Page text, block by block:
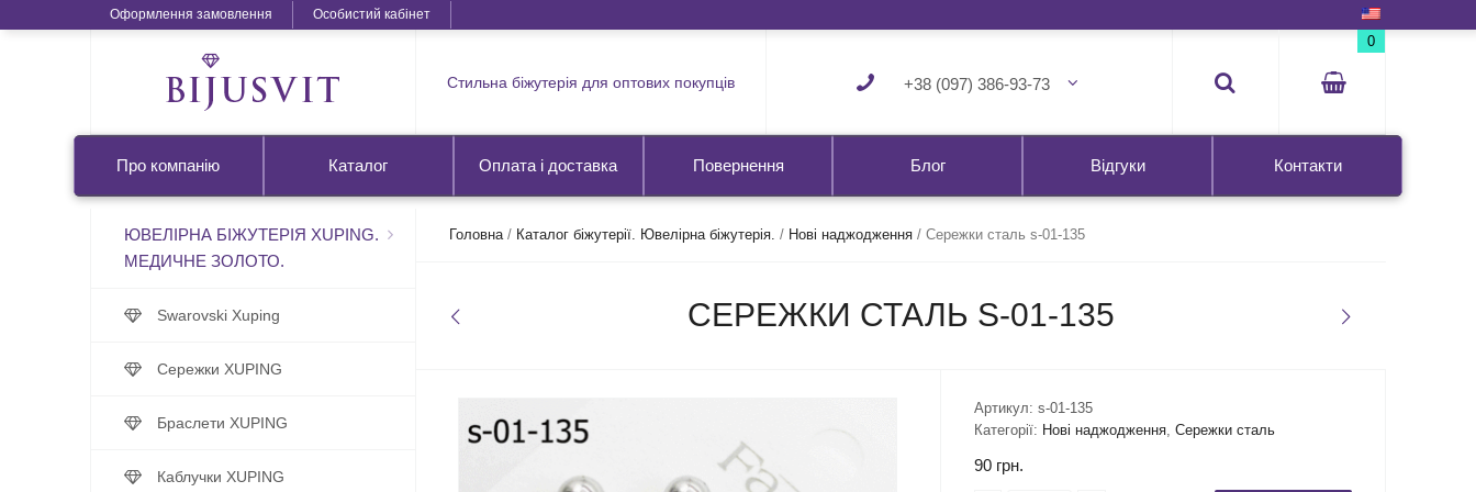
Оформлення замовлення Особистий кабінет
Стильна біжутерія для оптових покупців +38 (097) 386-93-73
0
Про компанію Каталог Оплата і доставка Повернення Блог Відгуки Контакти
ЮВЕЛІРНА БІЖУТЕРІЯ XUPING.
МЕДИЧНЕ ЗОЛОТО.
Swarovski Xuping
Сережки XUPING
Браслети XUPING
Каблучки XUPING
Головна/ Каталог біжутерії. Ювелірна біжутерія. / Нові наджодження/ Сережки сталь s-01-135
СЕРЕЖКИ СТАЛЬ S-01-135
Артикул: s-01-135
Категорії: Нові наджодження, Сережки сталь
90 грн.